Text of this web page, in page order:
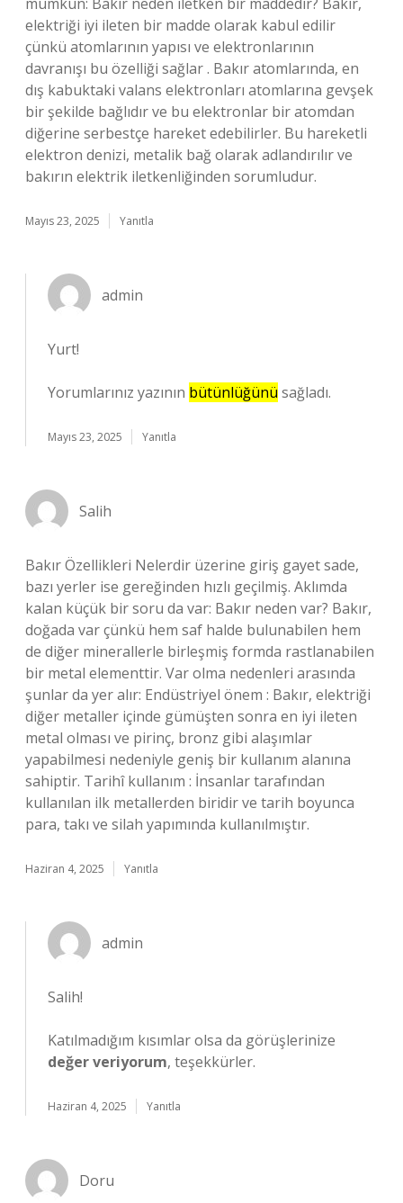
elektriği iyi ileten bir madde olarak kabul edilir
çünkü atomlarının yapısı ve elektronlarının
davranışı bu özelliği sağlar . Bakır atomlarında, en
dış kabuktaki valans elektronları atomlarına gevşek
bir şekilde bağlıdır ve bu elektronlar bir atomdan
diğerine serbestçe hareket edebilirler. Bu hareketli
elektron denizi, metalik bağ olarak adlandırılır ve
bakırın elektrik iletkenliğinden sorumludur.
Mayıs 23, 2025 Yanıtla
admin
Yurt!
Yorumlarınız yazının bütünlüğünü sağladı.
Mayıs 23, 2025 Yanıtla
Salih
Bakır Özellikleri Nelerdir üzerine giriş gayet sade,
bazı yerler ise gereğinden hızlı geçilmiş. Aklımda
kalan küçük bir soru da var: Bakır neden var? Bakır,
doğada var çünkü hem saf halde bulunabilen hem
de diğer minerallerle birleşmiş formda rastlanabilen
bir metal elementtir. Var olma nedenleri arasında
şunlar da yer alır: Endüstriyel önem : Bakır, elektriği
diğer metaller içinde gümüşten sonra en iyi ileten
metal olması ve pirinç, bronz gibi alaşımlar
yapabilmesi nedeniyle geniş bir kullanım alanına
sahiptir. Tarihî kullanım : İnsanlar tarafından
kullanılan ilk metallerden biridir ve tarih boyunca
para, takı ve silah yapımında kullanılmıştır.
Haziran 4, 2025 Yanıtla
admin
Salih!
Katılmadığım kısımlar olsa da görüşlerinize
değer veriyorum, teşekkürler.
Haziran 4, 2025 Yanıtla
Doru